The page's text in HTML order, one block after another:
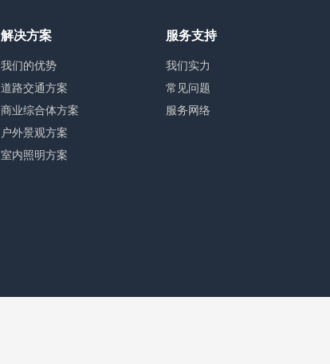
解决方案
我们的优势
道路交通方案
商业综合体方案
户外景观方案
室内照明方案
服务支持
我们实力
常见问题
服务网络